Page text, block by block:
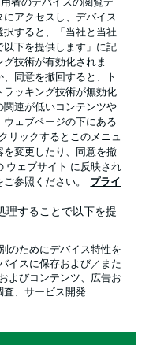
to be
者のデバイスの閲覧デ
アクセスし、デバイス
すると、「当社と当社
下を提供します」に記
技術が有効化されま
同意を撤回すると、ト
ラッキング技術が無効化
関連が低いコンテンツや
ェブページの下にある
リックするとこのメニュ
を変更したり、同意を撤
ウェブサイト に反映され
参照ください。
プライ
理することで以下を提
のためにデバイス特性を
イスに保存および／また
よびコンテンツ、広告お
査、サービス開発.